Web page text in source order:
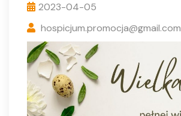
2023-04-05
hospicjum.promocja@gmail.com